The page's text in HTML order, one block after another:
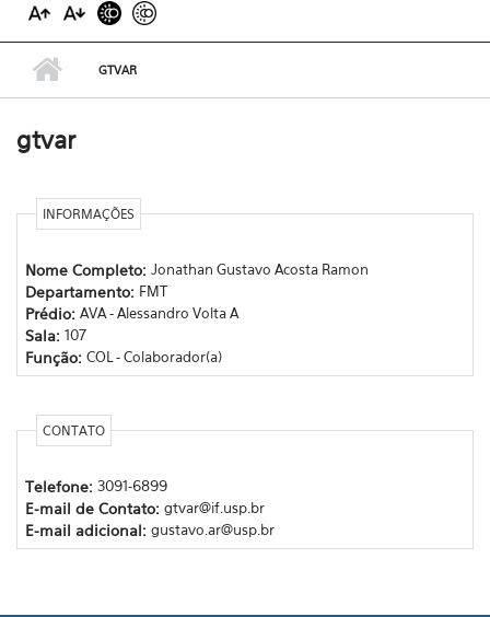
GTVAR
gtvar
INFORMAÇÕES
Nome Completo: Jonathan Gustavo Acosta Ramon
Departamento: FMT
Prédio: AVA - Alessandro Volta A
Sala: 107
Função: COL - Colaborador(a)
CONTATO
Telefone: 3091-6899
E-mail de Contato: gtvar@if.usp.br
E-mail adicional: gustavo.ar@usp.br